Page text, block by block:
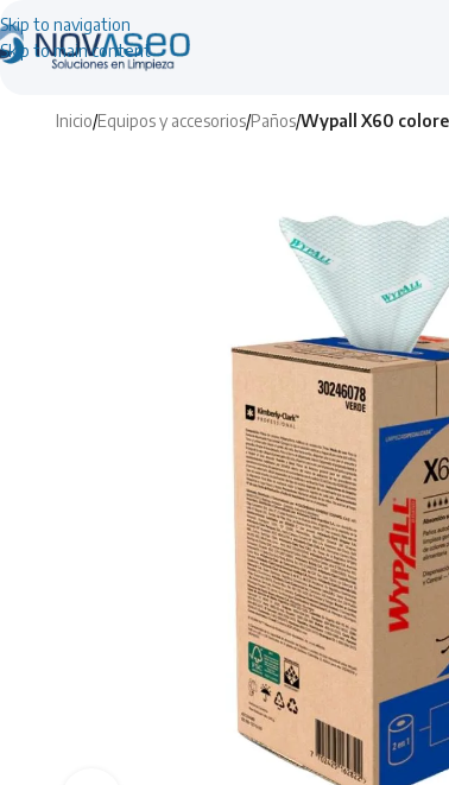
Skip to navigation
Skip to main content
Inicio/Equipos y accesorios/Paños/Wypall X60